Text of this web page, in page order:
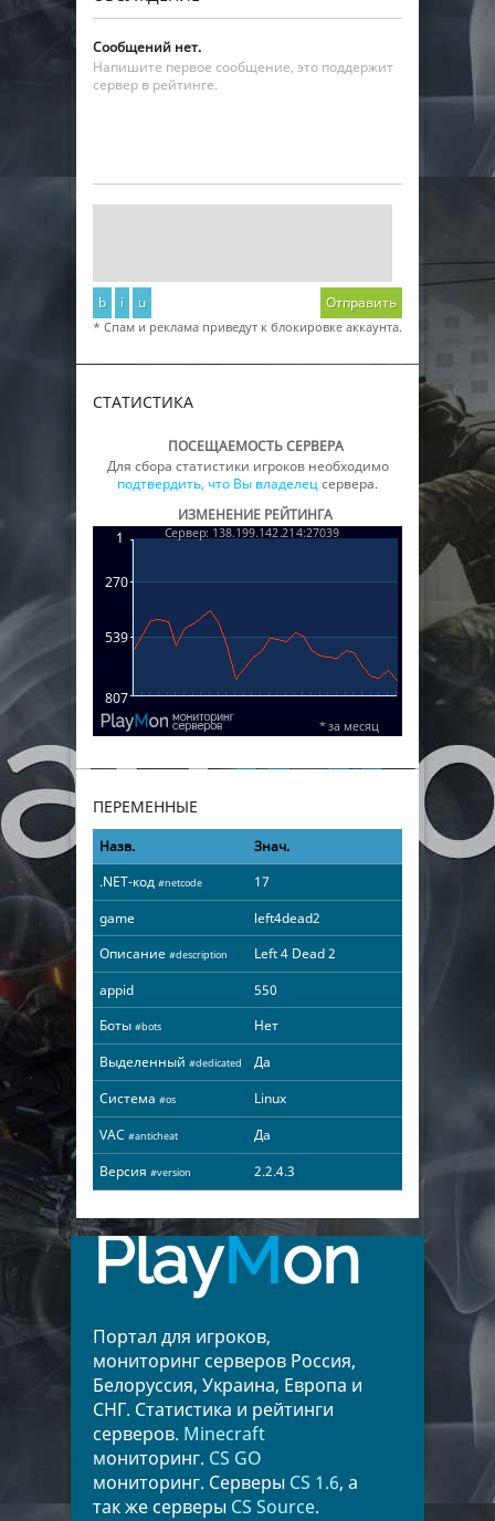
Сообщений нет.
Напишите первое сообщение, это поддержит
сервер в рейтинге.
b i u Отправить
* Спам и реклама приведут к блокировке аккаунта.
СТАТИСТИКА
ПОСЕЩАЕМОСТЬ СЕРВЕРА
Для сбора статистики игроков необходимо
подтвердить, что Вы владелецсервера.
ИЗМЕНЕНИЕ РЕЙТИНГА
ПЕРЕМЕННЫЕ
Назв.
Знач.
.NET-код #netcode
17
game
left4dead2
Описание #description
Left 4 Dead 2
appid
550
Боты #bots
Нет
Выделенный #dedicated
Да
Система #os
Linux
VAC #anticheat
Да
Версия #version 2.2.4.3
PlayMon
Портал для игроков,
мониторинг серверов Россия,
Белоруссия, Украина, Европа и
СНГ. Статистика и рейтинги
серверов. Minecraft
мониторинг. CS GO
мониторинг. Серверы CS 1.6, а
так же серверы CS Source.